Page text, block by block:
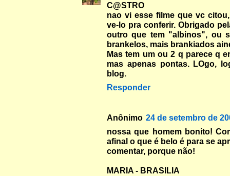
C@STRO
nao vi esse filme que vc
ve-lo pra conferir. Obrigado
outro que tem "albinos", ou
brankelos, mais brankiados
Mas tem um ou 2 q parece q
mas apenas pontas. LOgo,
blog.
Responder
Anônimo 24 de setembro de
nossa que homem bonito!
afinal o que é belo é para se
comentar, porque não!
MARIA - BRASILIA